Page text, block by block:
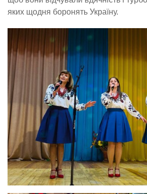
яких щодня боронять Україну.